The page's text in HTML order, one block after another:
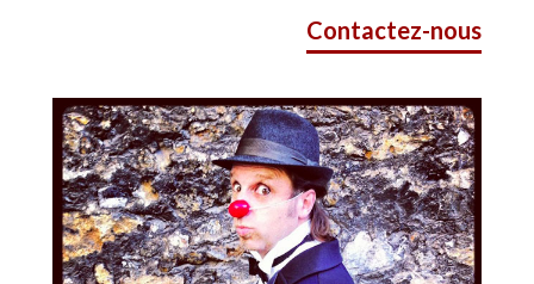
Contactez-nous